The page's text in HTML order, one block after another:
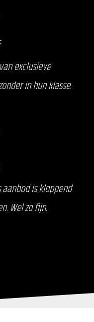
exclusieve
in hun klasse.
is kloppend
Wel zo fijn.